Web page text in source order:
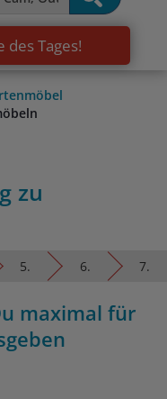
des Tages!
zu
5. 6. 7.
maximal für